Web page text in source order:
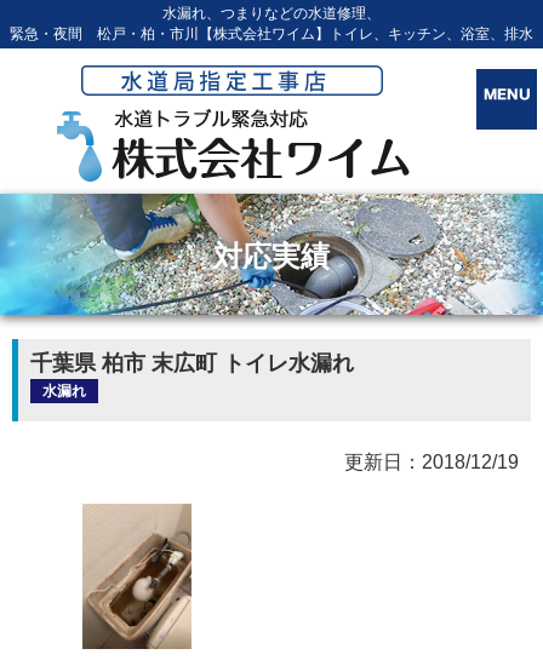
水漏れ、つまりなどの水道修理、
緊急・夜間 松戸・柏・市川【株式会社ワイム】トイレ、キッチン、浴室、排水
対応実績
千葉県 柏市 末広町 トイレ水漏れ
水漏れ
更新日：2018/12/19